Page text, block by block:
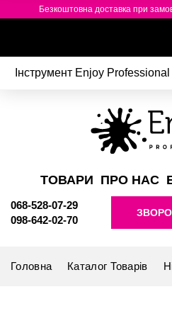
Безкоштовна доставка при
Інструмент Enjoy Professional
ТОВАРИ ПРО НАС
068-528-07-29
098-642-02-70
Головна Каталог Товарів